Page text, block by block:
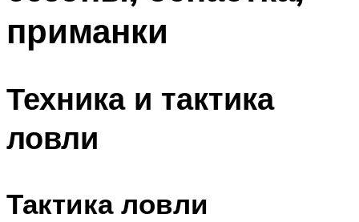
приманки
Техника и тактика
ловли
Тактика ловли